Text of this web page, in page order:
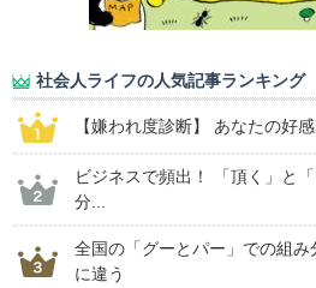
社会人ライフの人気記事ランキング
【嫌われ度診断】 あなたの好
ビジネスで頻出！ 「頂く」と
分...
全国の「グーとパー」での組
に違う